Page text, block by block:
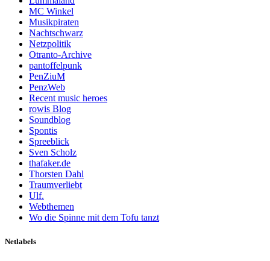
MC Winkel
Musikpiraten
Nachtschwarz
Netzpolitik
Otranto-Archive
pantoffelpunk
PenZiuM
PenzWeb
Recent music heroes
rowis Blog
Soundblog
Spontis
Spreeblick
Sven Scholz
thafaker.de
Thorsten Dahl
Traumverliebt
Ulf.
Webthemen
Wo die Spinne mit dem Tofu tanzt
Netlabels